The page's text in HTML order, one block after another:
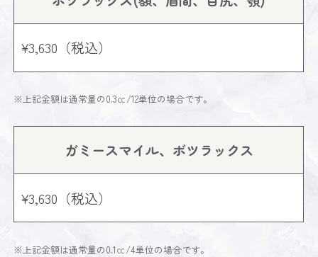
¥3,630（税込）
※上記金額は通常量の0.3㏄/12単位の場合です。
ガミースマイル、ボツラックス
¥3,630（税込）
※上記金額は通常量の0.1㏄/4単位の場合です。